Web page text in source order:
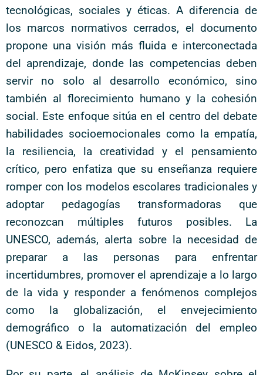
tecnológicas, sociales y éticas. A diferencia de
los marcos normativos cerrados, el documento
propone una visión más fluida e interconectada
del aprendizaje, donde las competencias deben
servir no solo al desarrollo económico, sino
también al florecimiento humano y la cohesión
social. Este enfoque sitúa en el centro del debate
habilidades socioemocionales como la empatía,
la resiliencia, la creatividad y el pensamiento
crítico, pero enfatiza que su enseñanza requiere
romper con los modelos escolares tradicionales y
adoptar pedagogías transformadoras que
reconozcan múltiples futuros posibles. La
UNESCO, además, alerta sobre la necesidad de
preparar a las personas para enfrentar
incertidumbres, promover el aprendizaje a lo largo
de la vida y responder a fenómenos complejos
como la globalización, el envejecimiento
demográfico o la automatización del empleo
(UNESCO & Eidos, 2023).